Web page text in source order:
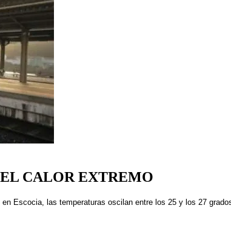
CALOR EXTREMO
Escocia, las temperaturas oscilan entre los 25 y los 27